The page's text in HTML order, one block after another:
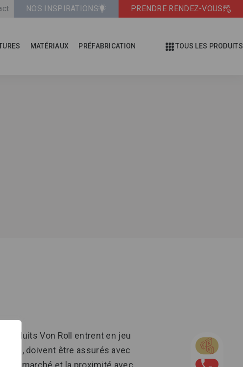
MATÉRIAUX PRÉFABRICATION TOUS LES PRODUITS
NOS INSPIRATIONS PRENDRE RENDEZ-VOUS
produits Von Roll entrent en jeu
doivent être assurés avec
du marché et la proximité avec